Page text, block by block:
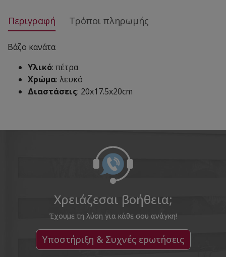
Περιγραφή Τρόποι πληρωμής
Βάζο κανάτα
Υλικό: πέτρα
Χρώμα: λευκό
Διαστάσεις: 20x17.5x20cm
Χρειάζεσαι βοήθεια;
Έχουμε τη λύση για κάθε σου ανάγκη!
Υποστήριξη & Συχνές ερωτήσεις